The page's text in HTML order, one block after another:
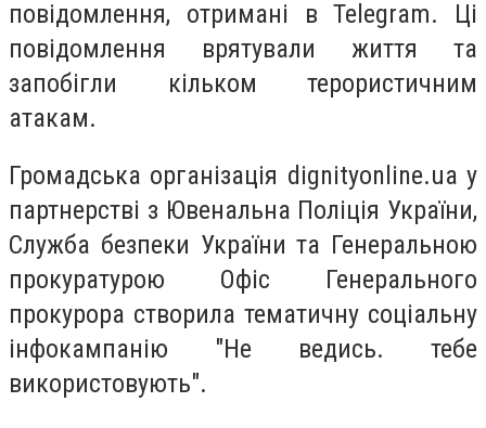
повідомлення, отримані в Telegram. Ці
повідомлення врятували життя та
запобігли кільком терористичним
атакам.
Громадська організація dignityonline.ua у
партнерстві з Ювенальна Поліція України,
Служба безпеки України та Генеральною
прокуратурою Офіс Генерального
прокурора створила тематичну соціальну
інфокампанію "Не ведись. тебе
використовують".